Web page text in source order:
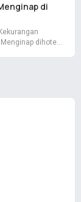
di
dihote…